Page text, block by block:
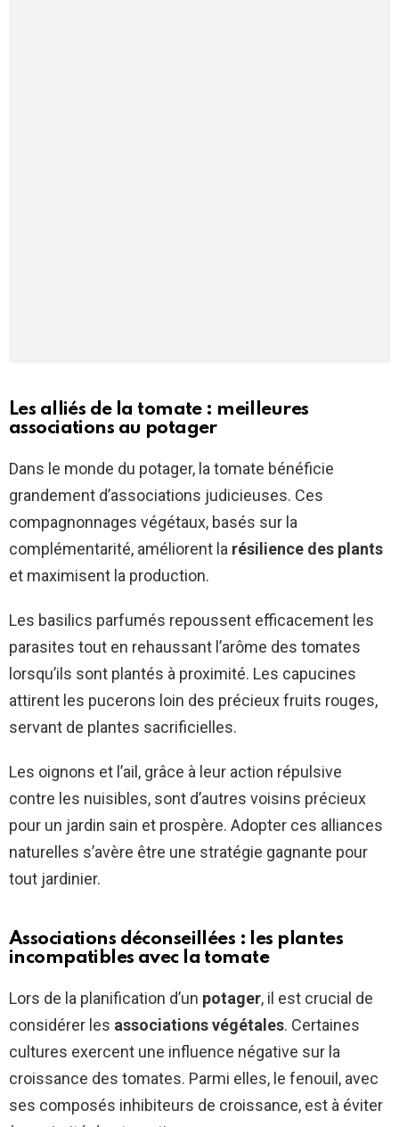
Les alliés de la tomate : meilleures
associations au potager
Dans le monde du potager, la tomate bénéficie
grandement d’associations judicieuses. Ces
compagnonnages végétaux, basés sur la
complémentarité, améliorent la résilience des plants
et maximisent la production.
Les basilics parfumés repoussent efficacement les
parasites tout en rehaussant l’arôme des tomates
lorsqu’ils sont plantés à proximité. Les capucines
attirent les pucerons loin des précieux fruits rouges,
servant de plantes sacrificielles.
Les oignons et l’ail, grâce à leur action répulsive
contre les nuisibles, sont d’autres voisins précieux
pour un jardin sain et prospère. Adopter ces alliances
naturelles s’avère être une stratégie gagnante pour
tout jardinier.
Associations déconseillées : les plantes
incompatibles avec la tomate
Lors de la planification d’un potager, il est crucial de
considérer les associations végétales. Certaines
cultures exercent une influence négative sur la
croissance des tomates. Parmi elles, le fenouil, avec
ses composés inhibiteurs de croissance, est à éviter